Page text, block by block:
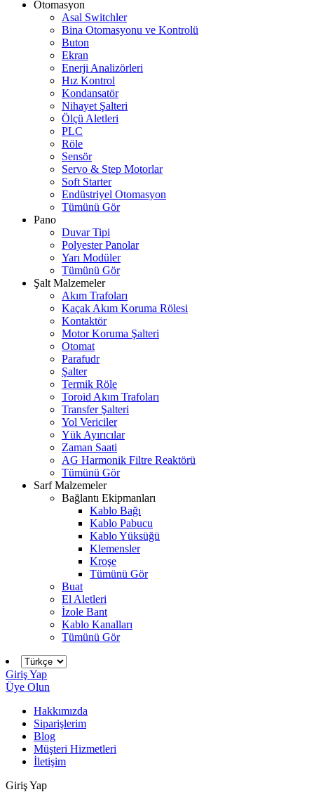
Otomasyon
Asal Switchler
Bina Otomasyonu ve Kontrolü
Buton
Ekran
Enerji Analizörleri
Hız Kontrol
Kondansatör
Nihayet Şalteri
Ölçü Aletleri
PLC
Röle
Sensör
Servo & Step Motorlar
Soft Starter
Endüstriyel Otomasyon
Tümünü Gör
Pano
Duvar Tipi
Polyester Panolar
Yarı Modüler
Tümünü Gör
Şalt Malzemeler
Akım Trafoları
Kaçak Akım Koruma Rölesi
Kontaktör
Motor Koruma Şalteri
Otomat
Parafudr
Şalter
Termik Röle
Toroid Akım Trafoları
Transfer Şalteri
Yol Vericiler
Yük Ayırıcılar
Zaman Saati
AG Harmonik Filtre Reaktörü
Tümünü Gör
Sarf Malzemeler
Bağlantı Ekipmanları
Kablo Bağı
Kablo Pabucu
Kablo Yüksüğü
Klemensler
Kroşe
Tümünü Gör
Buat
El Aletleri
İzole Bant
Kablo Kanalları
Tümünü Gör
Giriş Yap
Üye Olun
Hakkımızda
Siparişlerim
Blog
Müşteri Hizmetleri
İletişim
Giriş Yap